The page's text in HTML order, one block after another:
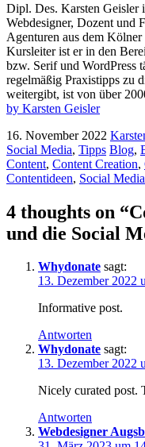
Dipl. Des. Karsten Geisler
Webdesigner, Dozent und
Agenturen aus dem
Kursleiter ist er in den
bzw. Serif und WordPress
regelmäßig Praxistipps zu
weitergibt, ist von über
by Karsten Geisler
16. November 2022
Social Media, Tipps Blog,
Content, Content Creation,
Contentideen, Social Media
4 thoughts on
und die Social
Whydonate sagt:
13. Dezember 2022
Informative post.
Antworten
Whydonate sagt:
13. Dezember 2022
Nicely curated post.
Antworten
Webdesigner